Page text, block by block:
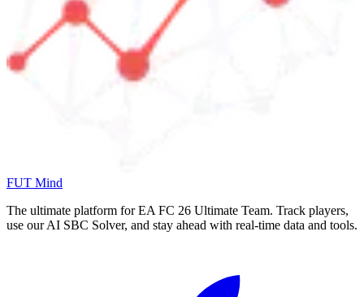
FUT Mind
The ultimate platform for EA FC 26 Ultimate Team. Track players,
use our AI SBC Solver, and stay ahead with real-time data and tools.